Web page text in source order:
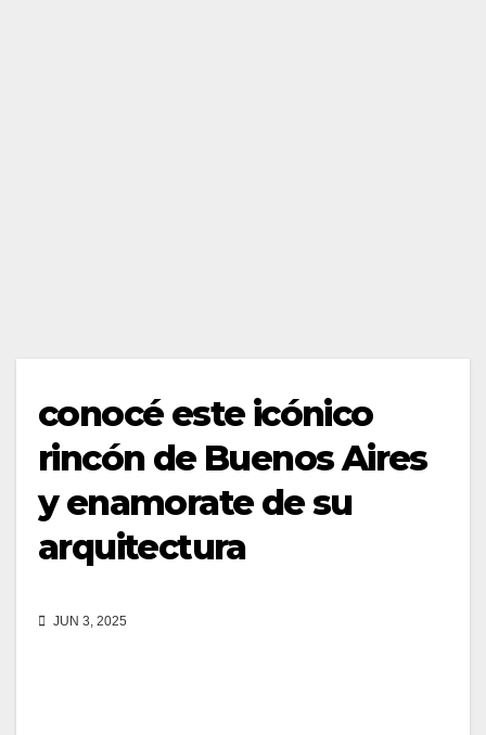
conocé este icónico
rincón de Buenos Aires
y enamorate de su
arquitectura
JUN 3, 2025